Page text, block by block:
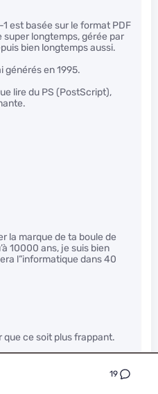
19
1 est basée sur le format PDF
super longtemps, gérée par
bien longtemps aussi.
générés en 1995.
lire du PS (PostScript),
la marque de ta boule de
10000 ans, je suis bien
l”informatique dans 40
que ce soit plus frappant.